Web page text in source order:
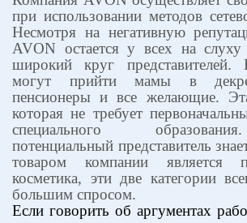
при использовании методов
Несмотря на негативную
AVON остается у всех на
широкий круг
могут прийти мамы в
пенсионеры и все желающие. Эта
которая не требует
специального
потенциальный представитель
товаром компании является
косметика, эти две категории
большим спросом.
Если говорить об аргументах